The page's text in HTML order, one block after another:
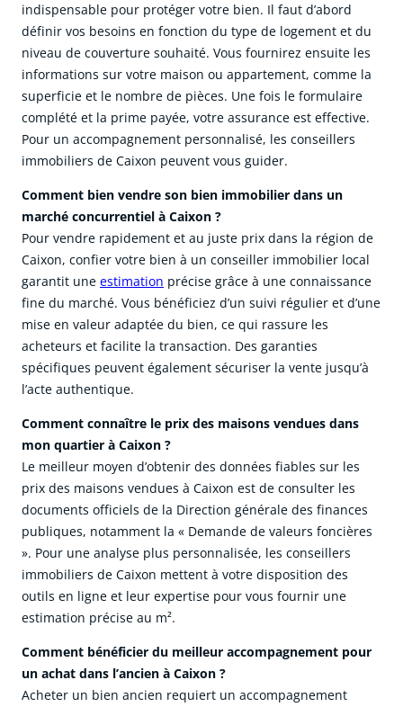
indispensable pour protéger votre bien. Il faut d’abord
définir vos besoins en fonction du type de logement et du
niveau de couverture souhaité. Vous fournirez ensuite les
informations sur votre maison ou appartement, comme la
superficie et le nombre de pièces. Une fois le formulaire
complété et la prime payée, votre assurance est effective.
Pour un accompagnement personnalisé, les conseillers
immobiliers de Caixon peuvent vous guider.
Comment bien vendre son bien immobilier dans un
marché concurrentiel à Caixon ?
Pour vendre rapidement et au juste prix dans la région de
Caixon, confier votre bien à un conseiller immobilier local
garantit une estimation précise grâce à une connaissance
fine du marché. Vous bénéficiez d’un suivi régulier et d’une
mise en valeur adaptée du bien, ce qui rassure les
acheteurs et facilite la transaction. Des garanties
spécifiques peuvent également sécuriser la vente jusqu’à
l’acte authentique.
Comment connaître le prix des maisons vendues dans
mon quartier à Caixon ?
Le meilleur moyen d’obtenir des données fiables sur les
prix des maisons vendues à Caixon est de consulter les
documents officiels de la Direction générale des finances
publiques, notamment la « Demande de valeurs foncières
». Pour une analyse plus personnalisée, les conseillers
immobiliers de Caixon mettent à votre disposition des
outils en ligne et leur expertise pour vous fournir une
estimation précise au m².
Comment bénéficier du meilleur accompagnement pour
un achat dans l’ancien à Caixon ?
Acheter un bien ancien requiert un accompagnement